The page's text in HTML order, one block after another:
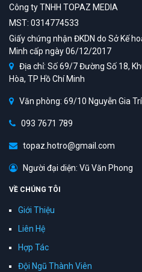
Công ty TNHH TOPAZ MEDIA
MST: 0314774533
Giấy chứng nhận ĐKDN do Sở Kế
Minh cấp ngày 06/12/2017
Địa chỉ: Số 69/7 Đường Số 18,
Hòa, TP Hồ Chí Minh
Văn phòng: 69/10 Nguyễn Gia
093 7671 789
topaz.hotro@gmail.com
Người đại diện: Vũ Văn Phong
VỀ CHÚNG TÔI
Giới Thiệu
Liên Hệ
Hợp Tác
Đội Ngũ Thành Viên